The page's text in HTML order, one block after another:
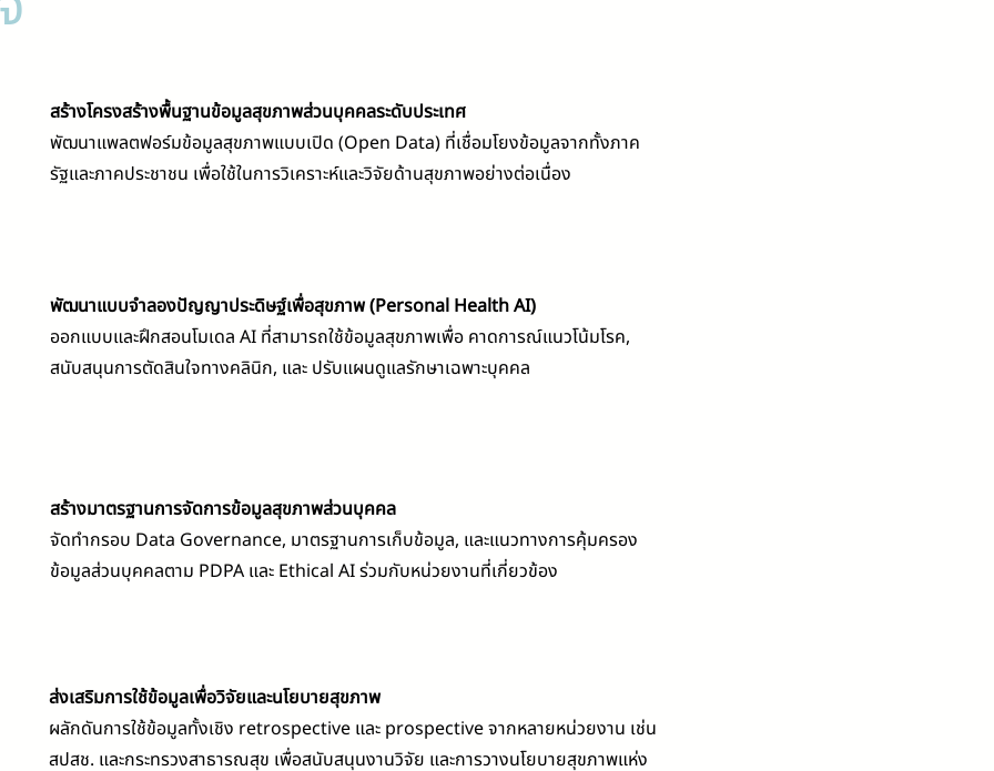
สร้างโครงสร้างพื้นฐานข้อมูลสุขภาพส่วนบุคคลระดับประเทศ
พัฒนาแพลตฟอร์มข้อมูลสุขภาพแบบเปิด (Open Data) ที่เชื่อมโยงข้อมูลจากทั้งภาค
รัฐและภาคประชาชน เพื่อใช้ในการวิเคราะห์และวิจัยด้านสุขภาพอย่างต่อเนื่อง
พัฒนาแบบจำลองปัญญาประดิษฐ์เพื่อสุขภาพ (Personal Health AI)
ออกแบบและฝึกสอนโมเดล AI ที่สามารถใช้ข้อมูลสุขภาพเพื่อ คาดการณ์แนวโน้มโรค,
สนับสนุนการตัดสินใจทางคลินิก, และ ปรับแผนดูแลรักษาเฉพาะบุคคล
สร้างมาตรฐานการจัดการข้อมูลสุขภาพส่วนบุคคล
จัดทำกรอบ Data Governance, มาตรฐานการเก็บข้อมูล, และแนวทางการคุ้มครอง
ข้อมูลส่วนบุคคลตาม PDPA และ Ethical AI ร่วมกับหน่วยงานที่เกี่ยวข้อง
ส่งเสริมการใช้ข้อมูลเพื่อวิจัยและนโยบายสุขภาพ
ผลักดันการใช้ข้อมูลทั้งเชิง retrospective และ prospective จากหลายหน่วยงาน เช่น
สปสช. และกระทรวงสาธารณสุข เพื่อสนับสนุนงานวิจัย และการวางนโยบายสุขภาพแห่ง